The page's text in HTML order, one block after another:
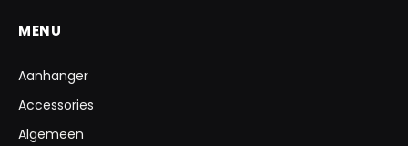
MENU
Aanhanger
Accessories
Algemeen